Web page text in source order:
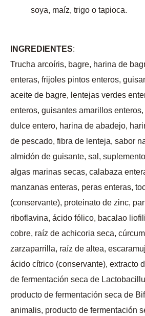
soya, maíz, trigo o tapioca.
INGREDIENTES:
Trucha arcoíris, bagre, harina de
enteras, frijoles pintos enteros,
aceite de bagre, lentejas verdes
enteros, guisantes amarillos
dulce entero, harina de abadejo,
de pescado, fibra de lenteja, sabor
almidón de guisante, sal,
algas marinas secas, calabaza
manzanas enteras, peras enteras,
(conservante), proteinato de zinc,
riboflavina, ácido fólico, bacalao
cobre, raíz de achicoria seca,
zarzaparrilla, raíz de altea,
ácido cítrico (conservante), extracto
de fermentación seca de
producto de fermentación seca de
animalis, producto de fermentación